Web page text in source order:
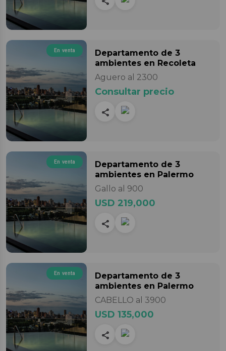
En venta Departamento de 3
ambientes en Recoleta
Aguero al 2300
Consultar precio
En venta Departamento de 3
ambientes en Palermo
Gallo al 900
USD 219,000
En venta Departamento de 3
ambientes en Palermo
CABELLO al 3900
USD 135,000